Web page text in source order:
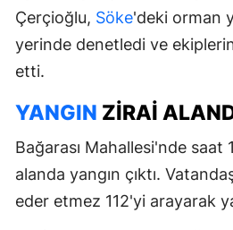
Çerçioğlu, Söke'deki orman
yerinde denetledi ve ekiplerin
etti.
YANGIN ZIRAI
Bağarası Mahallesi'nde saat
alanda yangın çıktı.
eder etmez 112'yi arayarak